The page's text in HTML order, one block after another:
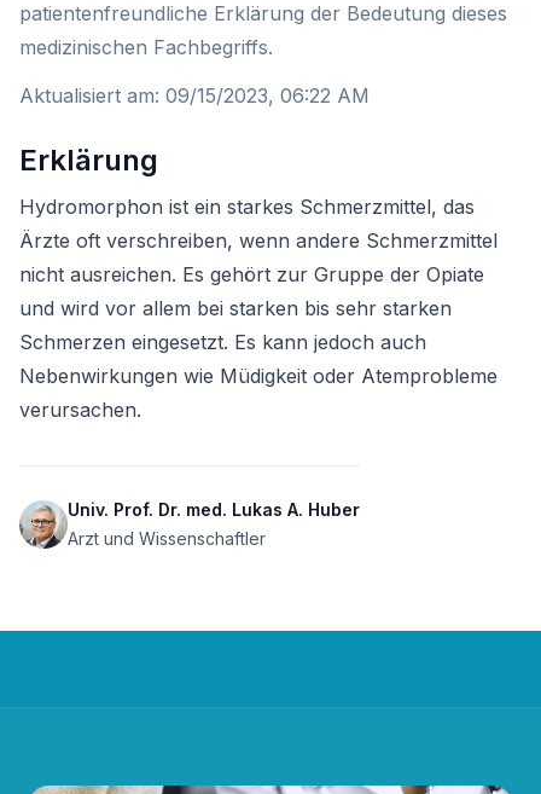
patientenfreundliche Erklärung der Bedeutung dieses
medizinischen Fachbegriffs.
Aktualisiert am: 09/15/2023, 06:22 AM
Erklärung
Hydromorphon ist ein starkes Schmerzmittel, das
Ärzte oft verschreiben, wenn andere Schmerzmittel
nicht ausreichen. Es gehört zur Gruppe der Opiate
und wird vor allem bei starken bis sehr starken
Schmerzen eingesetzt. Es kann jedoch auch
Nebenwirkungen wie Müdigkeit oder Atemprobleme
verursachen.
Univ. Prof. Dr. med. Lukas A. Huber
Arzt und Wissenschaftler